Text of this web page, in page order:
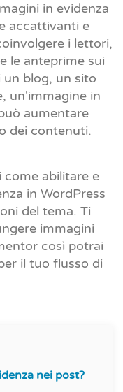
in evidenza
accattivanti e
i lettori,
le anteprime sui
un blog, un sito
un'immagine in
aumentare
dei contenuti.
abilitare e
in WordPress
del tema. Ti
immagini
così potrai
il tuo flusso di
nei post?